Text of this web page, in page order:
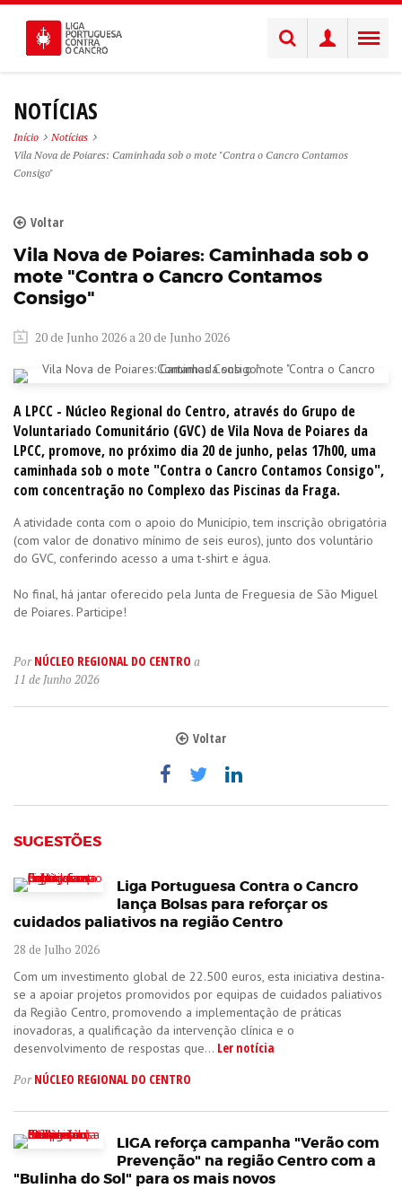
NOTÍCIAS
Início
Notícias
Vila Nova de Poiares: Caminhada sob o mote "Contra o Cancro Contamos
Consigo"
Voltar
Vila Nova de Poiares: Caminhada sob o
mote "Contra o Cancro Contamos
Consigo"
20 de Junho 2026 a 20 de Junho 2026
A LPCC - Núcleo Regional do Centro, através do Grupo de
Voluntariado Comunitário (GVC) de Vila Nova de Poiares da
LPCC, promove, no próximo dia 20 de junho, pelas 17h00, uma
caminhada sob o mote "Contra o Cancro Contamos Consigo",
com concentração no Complexo das Piscinas da Fraga.
A atividade conta com o apoio do Município, tem inscrição obrigatória
(com valor de donativo mínimo de seis euros), junto dos voluntário
do GVC, conferindo acesso a uma t-shirt e água.
No final, há jantar oferecido pela Junta de Freguesia de São Miguel
de Poiares. Participe!
PorNÚCLEO REGIONAL DO CENTRO a
11 de Junho 2026
Voltar
SUGESTÕES
Liga Portuguesa Contra o Cancro
lança Bolsas para reforçar os
cuidados paliativos na região Centro
28 de Julho 2026
Com um investimento global de 22.500 euros, esta iniciativa destina-
se a apoiar projetos promovidos por equipas de cuidados paliativos
da Região Centro, promovendo a implementação de práticas
inovadoras, a qualificação da intervenção clínica e o
desenvolvimento de respostas que... Ler notícia
PorNÚCLEO REGIONAL DO CENTRO
LIGA reforça campanha "Verão com
Prevenção" na região Centro com a
"Bulinha do Sol" para os mais novos